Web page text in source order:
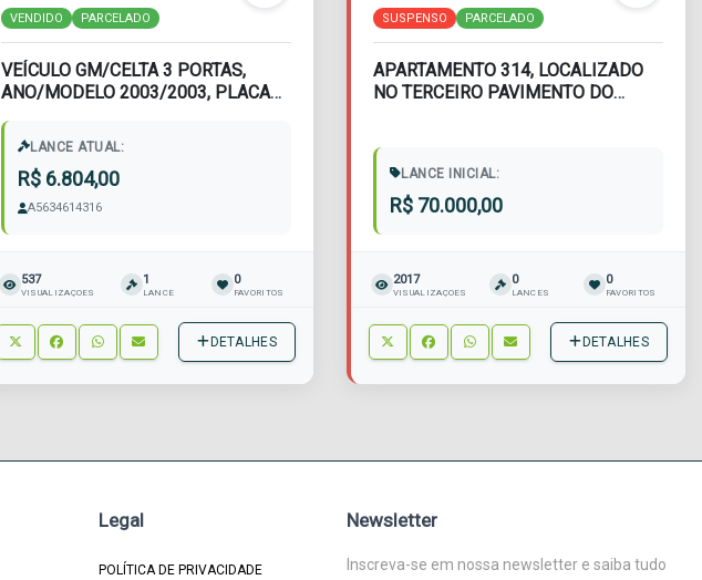
VENDIDO PARCELADO
VEÍCULO GM/CELTA 3 PORTAS,
ANO/MODELO 2003/2003, PLACAS
LANCE ATUAL:
R$ 6.804,00
A5634614316
537
VISUALIZAÇÕES
1
LANCE
0
FAVORITOS
DETALHES
SUSPENSO PARCELADO
APARTAMENTO 314, LOCALIZADO
NO TERCEIRO PAVIMENTO DO
LANCE INICIAL:
R$ 70.000,00
2017
VISUALIZAÇÕES
0
LANCES
0
FAVORITOS
DETALHES
Legal
POLÍTICA DE PRIVACIDADE
Newsletter
Inscreva-se em nossa newsletter e saiba tudo